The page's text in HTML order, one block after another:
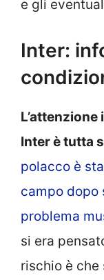
e gli
Inter:
Inter è tutta
polacco è
campo dopo
problema
si era
rischio è